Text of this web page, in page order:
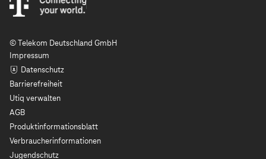
© Telekom Deutschland GmbH
Impressum
Datenschutz
Barrierefreiheit
Utiq verwalten
AGB
Produktinformationsblatt
Verbraucherinformationen
Jugendschutz